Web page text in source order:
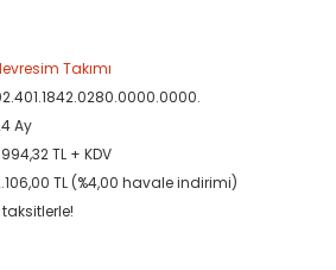
Takımı
Ay
TL + KDV
TL (%4,00 havale indirimi)